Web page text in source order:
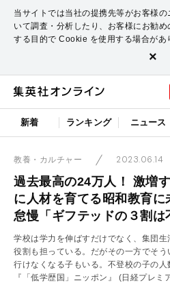
当サイトでは当社の提携先等がお客様の
いて調査・分析したり、お客様にお勧め
する目的で Cookie を使用する場合があ
×
新着 ランキング ニュース
教養・カルチャー 2023.06.14
過去最高の24万人！ 激増
に人材を育てる昭和教育
怠慢「ギフテッドの３割は
学校は学力を伸ばすだけでなく、集団
役割も担っている。だがその一方でそ
行けなくなる子もいる。不登校の子の人
『「低学歴国」ニッポン』 (日経プレ